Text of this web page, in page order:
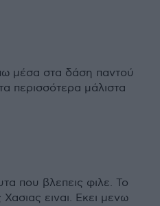
μέσα στα δάση παντού
περισσότερα μάλιστα
που βλεπεις φιλε. Το
ειναι. Εκει μενω